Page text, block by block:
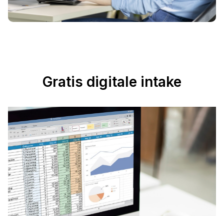
Gratis digitale intake